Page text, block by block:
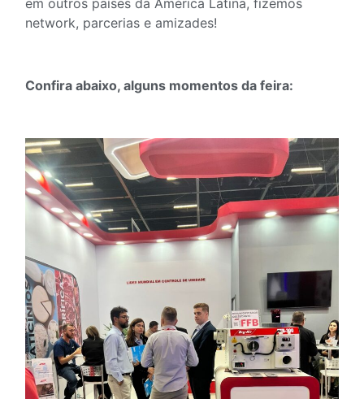
em outros países da América Latina, fizemos
network, parcerias e amizades!
Confira abaixo, alguns momentos da feira: